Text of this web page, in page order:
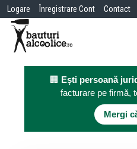
Logare Înregistrare Cont Contact
🏢 Ești persoană
facturare pe firmă,
Mergi